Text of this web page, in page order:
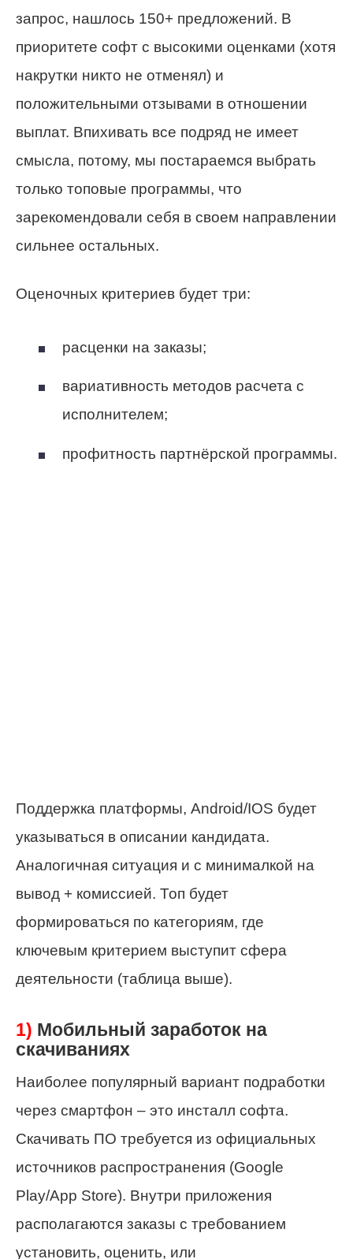
запрос, нашлось 150+ предложений. В
приоритете софт с высокими оценками (хотя
накрутки никто не отменял) и
положительными отзывами в отношении
выплат. Впихивать все подряд не имеет
смысла, потому, мы постараемся выбрать
только топовые программы, что
зарекомендовали себя в своем направлении
сильнее остальных.
Оценочных критериев будет три:
расценки на заказы;
вариативность методов расчета с
исполнителем;
профитность партнёрской программы.
Поддержка платформы, Android/IOS будет
указываться в описании кандидата.
Аналогичная ситуация и с минималкой на
вывод + комиссией. Топ будет
формироваться по категориям, где
ключевым критерием выступит сфера
деятельности (таблица выше).
1) Мобильный заработок на
скачиваниях
Наиболее популярный вариант подработки
через смартфон – это инсталл софта.
Скачивать ПО требуется из официальных
источников распространения (Google
Play/App Store). Внутри приложения
располагаются заказы с требованием
установить, оценить, или